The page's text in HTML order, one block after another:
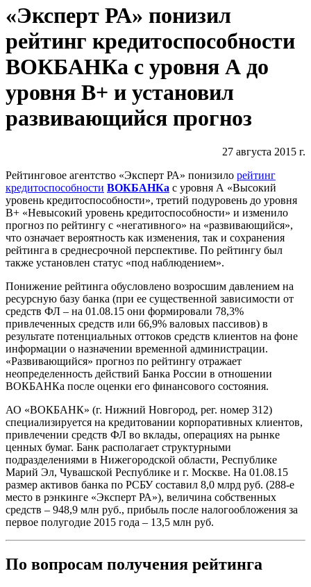
«Эксперт РА» понизил
рейтинг кредитоспособности
ВОКБАНКа с уровня А до
уровня В+ и установил
развивающийся прогноз
27 августа 2015 г.
Рейтинговое агентство «Эксперт РА» понизило рейтинг
кредитоспособности ВОКБАНКа с уровня А «Высокий
уровень кредитоспособности», третий подуровень до уровня
В+ «Невысокий уровень кредитоспособности» и изменило
прогноз по рейтингу с «негативного» на «развивающийся»,
что означает вероятность как изменения, так и сохранения
рейтинга в среднесрочной перспективе. По рейтингу был
также установлен статус «под наблюдением».
Понижение рейтинга обусловлено возросшим давлением на
ресурсную базу банка (при ее существенной зависимости от
средств ФЛ – на 01.08.15 они формировали 78,3%
привлеченных средств или 66,9% валовых пассивов) в
результате потенциальных оттоков средств клиентов на фоне
информации о назначении временной администрации.
«Развивающийся» прогноз по рейтингу отражает
неопределенность действий Банка России в отношении
ВОКБАНКа после оценки его финансового состояния.
АО «ВОКБАНК» (г. Нижний Новгород, рег. номер 312)
специализируется на кредитовании корпоративных клиентов,
привлечении средств ФЛ во вклады, операциях на рынке
ценных бумаг. Банк располагает структурными
подразделениями в Нижегородской области, Республике
Марий Эл, Чувашской Республике и г. Москве. На 01.08.15
размер активов банка по РСБУ составил 8,0 млрд руб. (288-е
место в рэнкинге «Эксперт РА»), величина собственных
средств – 948,9 млн руб., прибыль после налогообложения за
первое полугодие 2015 года – 13,5 млн руб.
По вопросам получения рейтинга